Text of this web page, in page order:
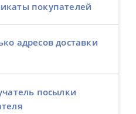
покупателей
адресов доставки
посылки